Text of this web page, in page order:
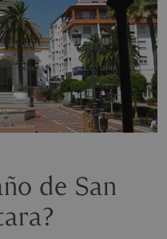
de San